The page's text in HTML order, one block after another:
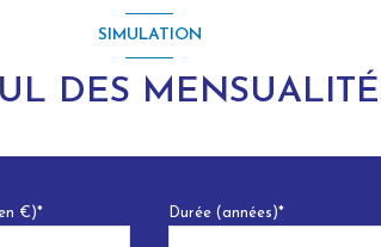
SIMULATION
DES
€)* Durée (années)*